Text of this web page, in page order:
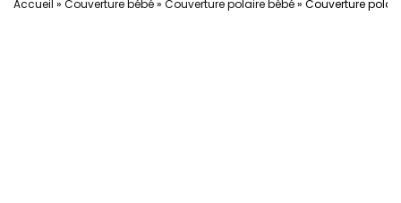
Accueil » Couverture bébé» Couverture polaire bébé» Couverture